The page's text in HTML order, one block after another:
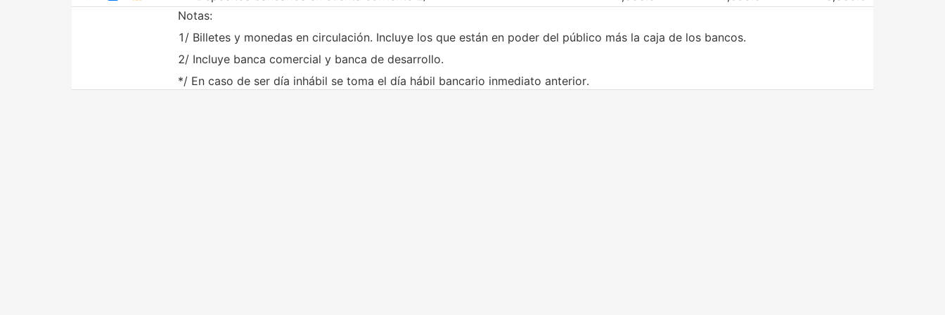
Notas:
1/ Billetes y monedas en circulación. Incluye los que están en poder del público más la caja de los bancos.
2/ Incluye banca comercial y banca de desarrollo.
*/ En caso de ser día inhábil se toma el día hábil bancario inmediato anterior.